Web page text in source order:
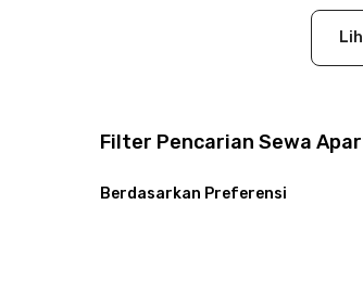
Filter Pencarian Sewa
Berdasarkan Preferensi